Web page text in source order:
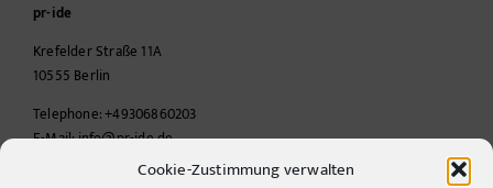
Cookie-Zustimmung verwalten
pr-ide
Krefelder Straße 11A
10555 Berlin
Telephone:+49306860203
E-Mail:info@pr-ide.de